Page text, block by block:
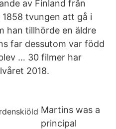
av Finland från
tvungen att gå i
han tillhörde en äldre
far dessutom var född
… 30 filmer har
2018.
Martins was a
principal